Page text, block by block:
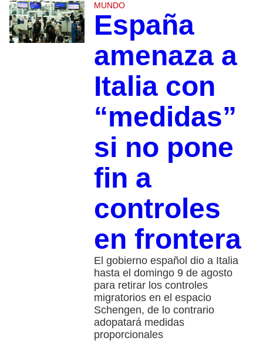
MUNDO
España
amenaza a
Italia con
“medidas”
si no pone
fin a
controles
en frontera
El gobierno español dio a Italia
hasta el domingo 9 de agosto
para retirar los controles
migratorios en el espacio
Schengen, de lo contrario
adopatará medidas
proporcionales